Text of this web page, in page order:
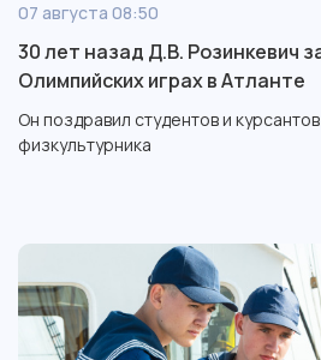
07 августа 08:50
30 лет назад Д.В. Розинкевич
Олимпийских играх в Атланте
Он поздравил студентов и
физкультурника